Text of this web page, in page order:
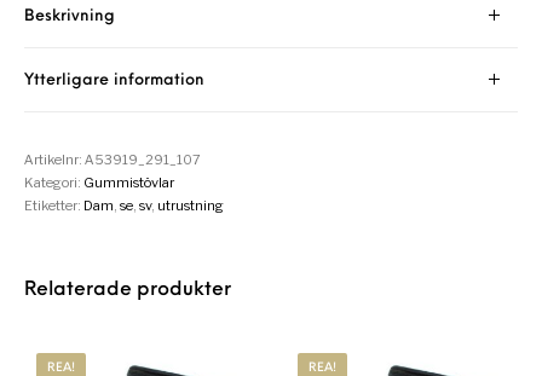
Beskrivning
Ytterligare information
Artikelnr:A53919_291_107
Kategori: Gummistövlar
Etiketter: Dam ,se ,sv, utrustning
Relaterade produkter
REA! REA!